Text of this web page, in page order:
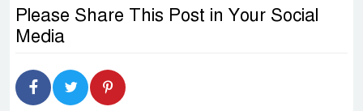
Please Share This Post in Your Social
Media